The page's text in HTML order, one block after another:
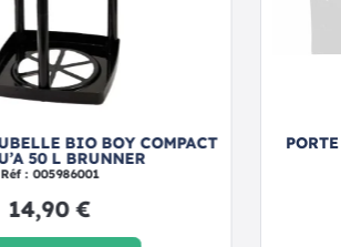
BIO BOY COMPACT
50 L BRUNNER
Réf : 005986001
14,90 €